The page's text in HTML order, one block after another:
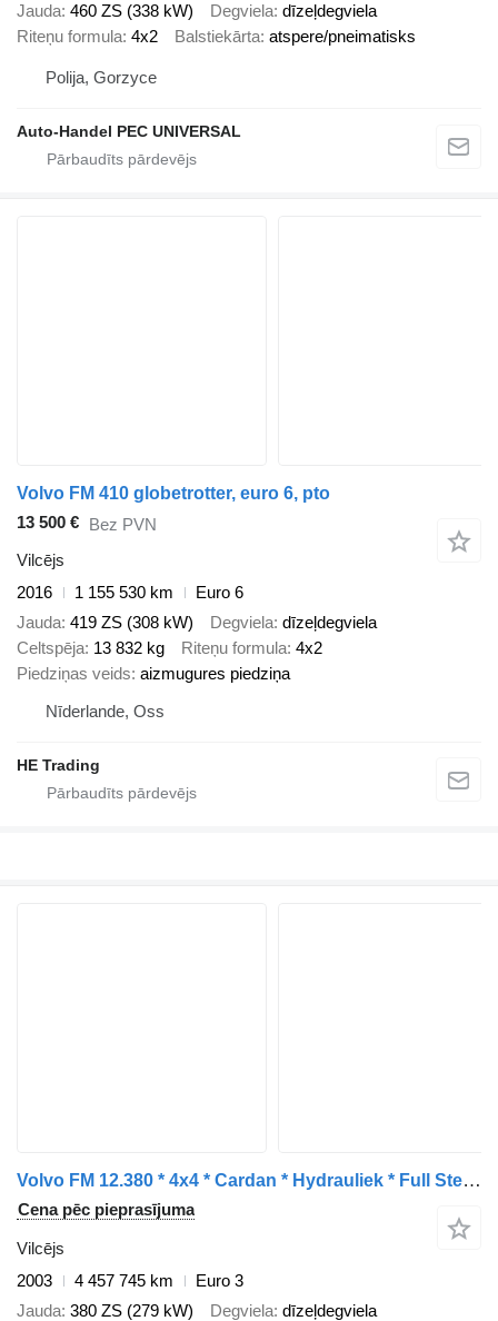
Jauda 460 ZS (338 kW) Degviela dīzeļdegviela
Riteņu formula 4x2 Balstiekārta atspere/pneimatisks
Polija, Gorzyce
Auto-Handel PEC UNIVERSAL
Volvo FM 410 globetrotter, euro 6, pto
13 500 € Bez PVN
Vilcējs
2016
1 155 530 km
Euro 6
Jauda 419 ZS (308 kW) Degviela dīzeļdegviela
Celtspēja 13 832 kg Riteņu formula 4x2
Piedziņas veids aizmugures piedziņa
Nīderlande, Oss
HE Trading
Volvo FM 12.380 * 4x4 * Cardan * Hydrauliek * Full Steel *
Cena pēc pieprasījuma
Vilcējs
2003
4 457 745 km
Euro 3
Jauda 380 ZS (279 kW) Degviela dīzeļdegviela